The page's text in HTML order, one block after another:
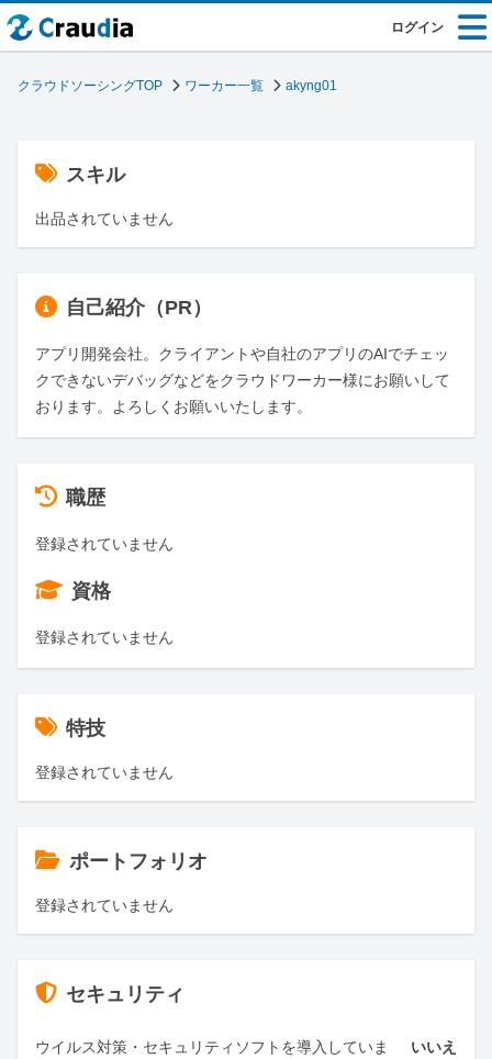
ログイン
クラウドソーシングTOP ワーカー一覧 akyng01
スキル
出品されていません
自己紹介（PR）
アプリ開発会社。クライアントや自社のアプリのAIでチェッ
クできないデバッグなどをクラウドワーカー様にお願いして
おります。よろしくお願いいたします。
職歴
登録されていません
資格
登録されていません
特技
登録されていません
ポートフォリオ
登録されていません
セキュリティ
ウイルス対策・セキュリティソフトを導入していま
いいえ